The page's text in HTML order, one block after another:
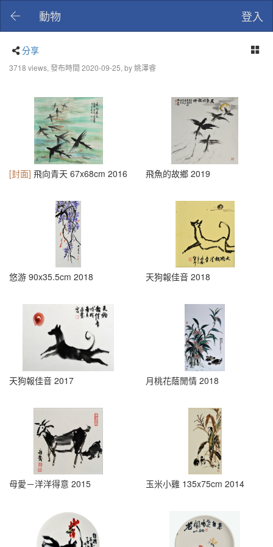
登入
動物
分享
3718 views, 發布時間 2020-09-25, by 姚澤睿
[封面] 飛向青天 67x68cm 2016 飛魚的故鄉 2019
悠游 90x35.5cm 2018 天狗報佳音 2018
天狗報佳音 2017 月桃花蔭閒情 2018
母愛－洋洋得意 2015 玉米小雞 135x75cm 2014